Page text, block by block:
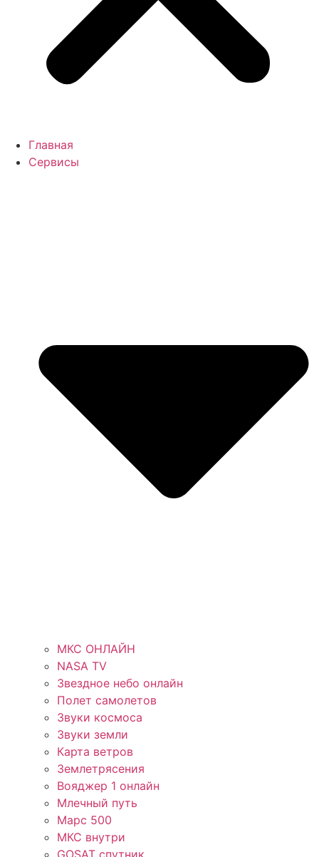
Главная
Сервисы
МКС ОНЛАЙН
NASA TV
Звездное небо онлайн
Полет самолетов
Звуки космоса
Звуки земли
Карта ветров
Землетрясения
Вояджер 1 онлайн
Млечный путь
Марс 500
МКС внутри
GOSAT спутник